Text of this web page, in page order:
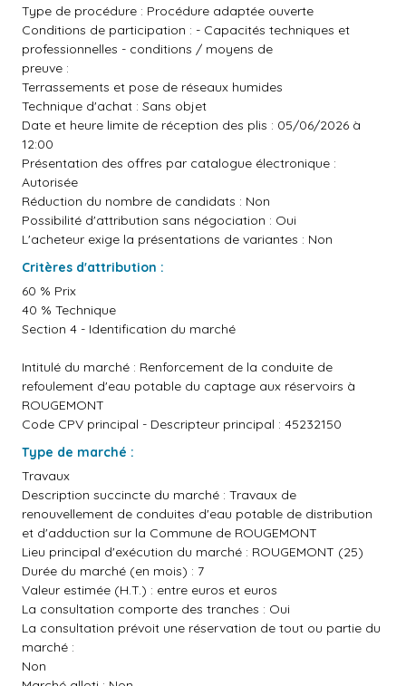
Type de procédure : Procédure adaptée ouverte
Conditions de participation : - Capacités techniques et
professionnelles - conditions / moyens de
preuve :
Terrassements et pose de réseaux humides
Technique d'achat : Sans objet
Date et heure limite de réception des plis : 05/06/2026 à
12:00
Présentation des offres par catalogue électronique :
Autorisée
Réduction du nombre de candidats : Non
Possibilité d'attribution sans négociation : Oui
L'acheteur exige la présentations de variantes : Non
Critères d'attribution :
60 % Prix
40 % Technique
Section 4 - Identification du marché
Intitulé du marché : Renforcement de la conduite de
refoulement d'eau potable du captage aux réservoirs à
ROUGEMONT
Code CPV principal - Descripteur principal : 45232150
Type de marché :
Travaux
Description succincte du marché : Travaux de
renouvellement de conduites d'eau potable de distribution
et d'adduction sur la Commune de ROUGEMONT
Lieu principal d'exécution du marché : ROUGEMONT (25)
Durée du marché (en mois) : 7
Valeur estimée (H.T.) : entre euros et euros
La consultation comporte des tranches : Oui
La consultation prévoit une réservation de tout ou partie du
marché :
Non